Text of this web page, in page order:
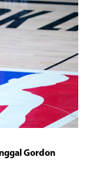
Gordon